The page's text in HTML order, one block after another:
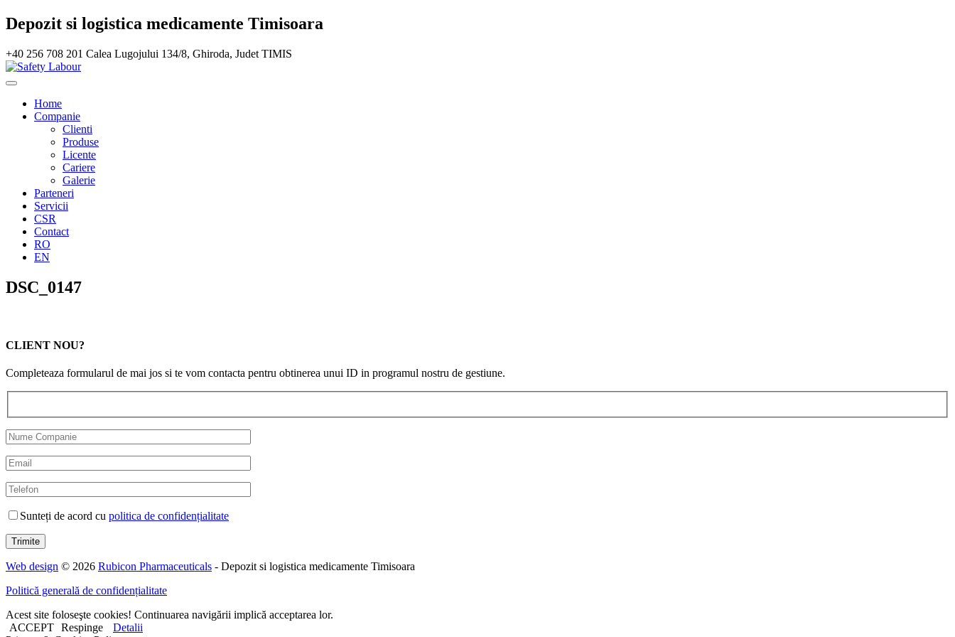
Depozit si logistica medicamente Timisoara
+40 256 708 201 Calea Lugojului 134/8, Ghiroda, Judet TIMIS
Home
Companie
Clienti
Produse
Licente
Cariere
Galerie
Parteneri
Servicii
CSR
Contact
RO
EN
DSC_0147
CLIENT NOU?
Completeaza formularul de mai jos si te vom contacta pentru obtinerea unui ID in programul nostru de gestiune.
Sunteți de acord cu politica de confidențialitate
Web design © 2026 Rubicon Pharmaceuticals - Depozit si logistica medicamente Timisoara
Politică generală de confidențialitate
Acest site foloseşte cookies! Continuarea navigării implică acceptarea lor.
ACCEPT Respinge
Detalii